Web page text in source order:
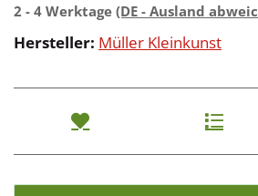
2 - 4 Werktage (DE - Ausland
Hersteller: Müller Kleinkunst